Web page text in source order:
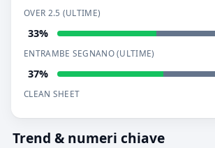
OVER 2.5 (ULTIME)
33%
ENTRAMBE SEGNANO (ULTIME)
37%
CLEAN SHEET
Trend & numeri chiave